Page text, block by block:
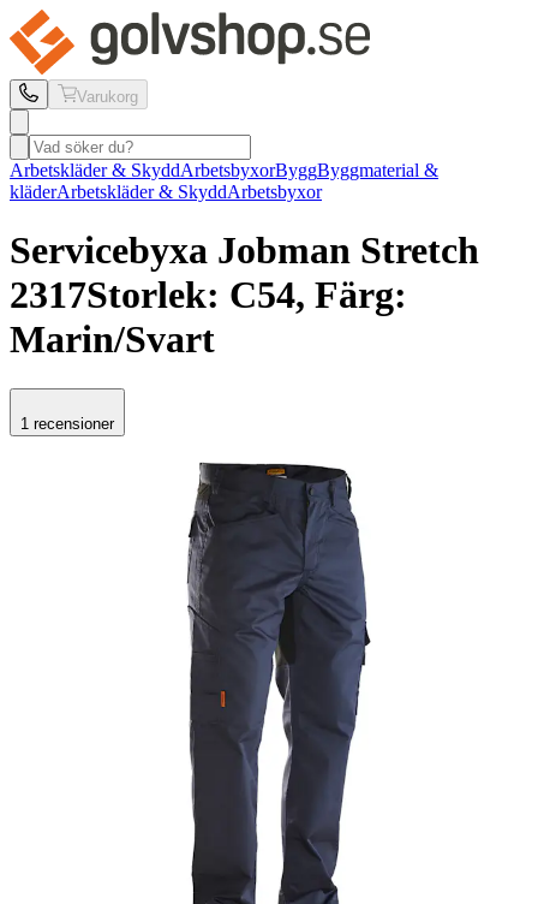
Varukorg
Arbetskläder & SkyddArbetsbyxorByggByggmaterial &
kläderArbetskläder & SkyddArbetsbyxor
Servicebyxa Jobman Stretch
2317Storlek: C54, Färg:
Marin/Svart
1 recensioner